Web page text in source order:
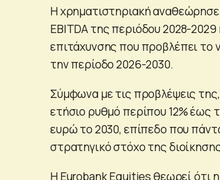
Η χρηματιστηριακή αναθεώρησε
EBITDA της περιόδου 2028-
επιτάχυνσης που προβλέπει το
την περίοδο 2026-2030.
Σύμφωνα με τις προβλέψεις
ετήσιο ρυθμό περίπου 12% έως
ευρώ το 2030, επίπεδο που
στρατηγικό στόχο της
Η Eurobank Equities θεωρεί ότι